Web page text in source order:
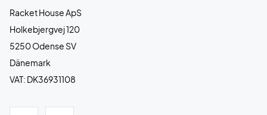
Racket House ApS
Holkebjergvej 120
5250 Odense SV
Dänemark
VAT: DK36931108